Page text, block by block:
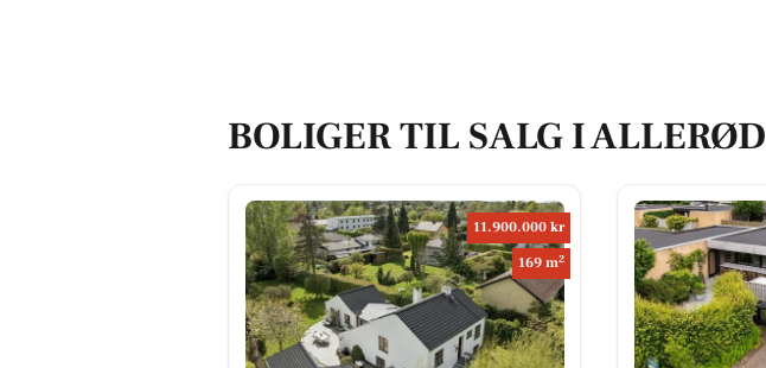
BOLIGER TIL SALG I ALLERØD
11.900.000 kr
169 m2